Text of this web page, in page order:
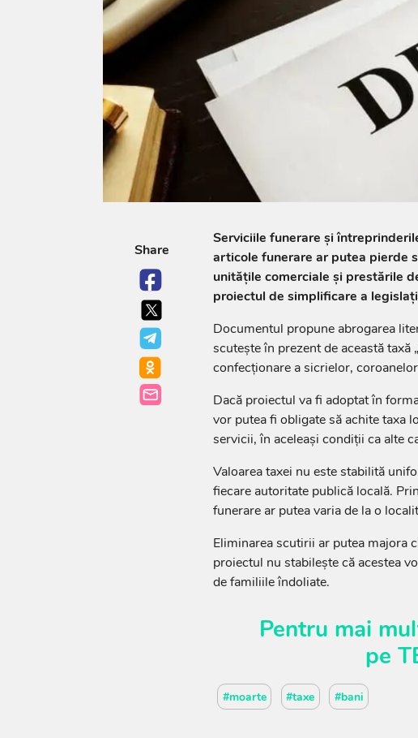
Share
Serviciile funerare și
articole funerare ar putea pierde
unitățile comerciale și prestările
proiectul de simplificare a
Documentul propune abrogarea
scutește în prezent de această
confecționare a sicrielor,
Dacă proiectul va fi adoptat în
vor putea fi obligate să achite taxa
servicii, în aceleași condiții ca alte
Valoarea taxei nu este stabilită
fiecare autoritate publică locală.
funerare ar putea varia de la o
Eliminarea scutirii ar putea majora
proiectul nu stabilește că acestea
de familiile îndoliate.
Pentru mai
pe
#moarte #taxe #bani